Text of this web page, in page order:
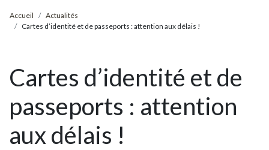
Accueil
Actualités
Cartes d’identité et de passeports : attention aux délais !
Cartes d’identité et de
passeports : attention
aux délais !